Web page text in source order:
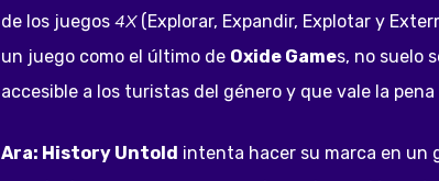
de los juegos4X(Explorar, Expandir, Explotar y
un juego como el último de Oxide Games, no suelo
accesible a los turistas del género y que vale la pena
Ara: History Untold intenta hacer su marca en un